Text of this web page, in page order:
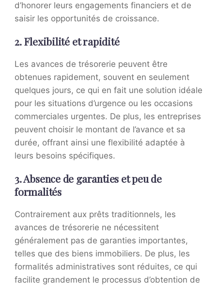
d’honorer leurs engagements financiers et de
saisir les opportunités de croissance.
2. Flexibilité et rapidité
Les avances de trésorerie peuvent être
obtenues rapidement, souvent en seulement
quelques jours, ce qui en fait une solution idéale
pour les situations d’urgence ou les occasions
commerciales urgentes. De plus, les entreprises
peuvent choisir le montant de l’avance et sa
durée, offrant ainsi une flexibilité adaptée à
leurs besoins spécifiques.
3. Absence de garanties et peu de
formalités
Contrairement aux prêts traditionnels, les
avances de trésorerie ne nécessitent
généralement pas de garanties importantes,
telles que des biens immobiliers. De plus, les
formalités administratives sont réduites, ce qui
facilite grandement le processus d’obtention de